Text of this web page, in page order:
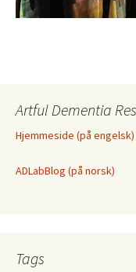
Artful Dementia
Hjemmeside (på engelsk)
ADLabBlog (på norsk)
Tags